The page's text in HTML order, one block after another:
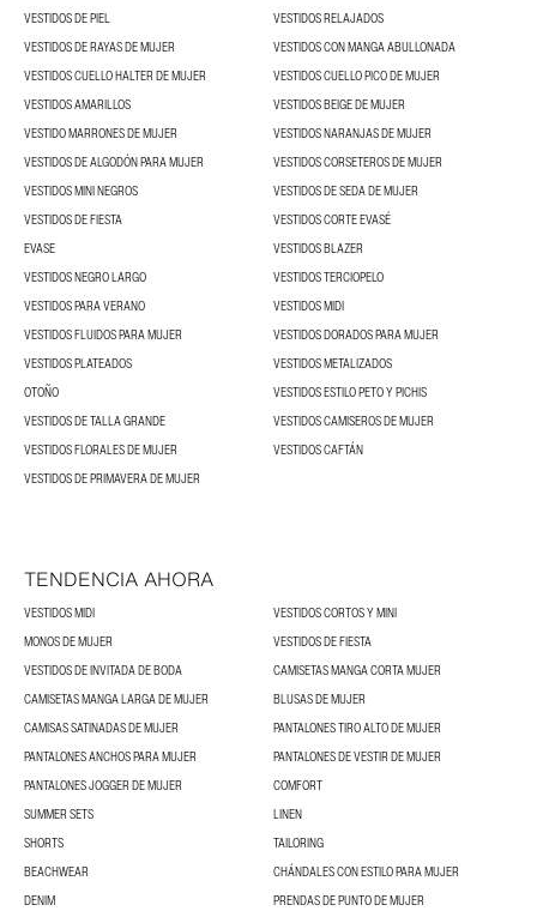
VESTIDOS DE PIEL
VESTIDOS RELAJADOS
VESTIDOS DE RAYAS DE MUJER
VESTIDOS CON MANGA ABULLONADA
VESTIDOS CUELLO HALTER DE MUJER
VESTIDOS CUELLO PICO DE MUJER
VESTIDOS AMARILLOS
VESTIDOS BEIGE DE MUJER
VESTIDO MARRONES DE MUJER
VESTIDOS NARANJAS DE MUJER
VESTIDOS DE ALGODÓN PARA MUJER
VESTIDOS CORSETEROS DE MUJER
VESTIDOS MINI NEGROS
VESTIDOS DE SEDA DE MUJER
VESTIDOS DE FIESTA
VESTIDOS CORTE EVASÉ
EVASE
VESTIDOS BLAZER
VESTIDOS NEGRO LARGO
VESTIDOS TERCIOPELO
VESTIDOS PARA VERANO
VESTIDOS MIDI
VESTIDOS FLUIDOS PARA MUJER
VESTIDOS DORADOS PARA MUJER
VESTIDOS PLATEADOS
VESTIDOS METALIZADOS
OTOÑO
VESTIDOS ESTILO PETO Y PICHIS
VESTIDOS DE TALLA GRANDE
VESTIDOS CAMISEROS DE MUJER
VESTIDOS FLORALES DE MUJER
VESTIDOS CAFTÁN
VESTIDOS DE PRIMAVERA DE MUJER
TENDENCIA AHORA
VESTIDOS MIDI
VESTIDOS CORTOS Y MINI
MONOS DE MUJER
VESTIDOS DE FIESTA
VESTIDOS DE INVITADA DE BODA
CAMISETAS MANGA CORTA MUJER
CAMISETAS MANGA LARGA DE MUJER
BLUSAS DE MUJER
CAMISAS SATINADAS DE MUJER
PANTALONES TIRO ALTO DE MUJER
PANTALONES ANCHOS PARA MUJER
PANTALONES DE VESTIR DE MUJER
PANTALONES JOGGER DE MUJER
COMFORT
SUMMER SETS
LINEN
SHORTS
TAILORING
BEACHWEAR
CHÁNDALES CON ESTILO PARA MUJER
DENIM
PRENDAS DE PUNTO DE MUJER